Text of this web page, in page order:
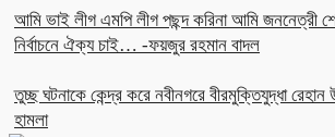
আমি ভাই লীগ এমপি লীগ পছন্দ করিনা আমি জননেত্রী
নির্বাচনে ঐক্য চাই… -ফয়জুর রহমান বাদল
তুচ্ছ ঘটনাকে কেন্দ্র করে নবীনগরে বীরমুক্তিযুদ্ধা রেহান
হামলা